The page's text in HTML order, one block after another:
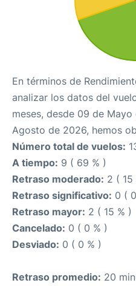
En términos de
analizar los datos del
meses, desde 09 de
Agosto de 2026, hemos
Número total de vuelos:
A tiempo: 9 ( 69 % )
Retraso moderado: 2 ( 15
Retraso significativo: 0 (
Retraso mayor: 2 ( 15 % )
Cancelado: 0 ( 0 % )
Desviado: 0 ( 0 % )
Retraso promedio: 20